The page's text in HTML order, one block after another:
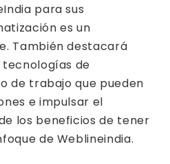
para sus
es un
También destacará
de
de trabajo que pueden
e impulsar el
los beneficios de tener
de Weblineindia.